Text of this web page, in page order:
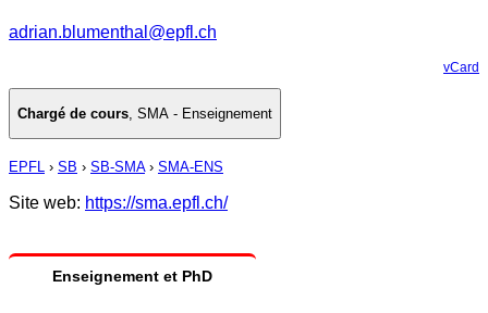
adrian.blumenthal@epfl.ch
vCard
Chargé de cours, SMA - Enseignement
EPFL › SB › SB-SMA› SMA-ENS
Site web: https://sma.epfl.ch/
Enseignement et PhD